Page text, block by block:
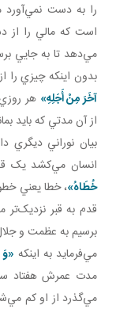
را به دست
است که مالي را
مي‌دهد تا به جايي
بدون اينکه چيزي
آخَرَ مِنْ أَجَلِهِ» هر
از آن مدتي که بايد
بيان نوراني ديگري
انسان مي‌کشد يک
خُطَاهُ‏»، خطا يعني
قدم به قبر
برسيم به عظمت و
مي‌فرمايد به اينکه «وَ
مدت عمرش هفتاد
مي‌گذرد از او کم